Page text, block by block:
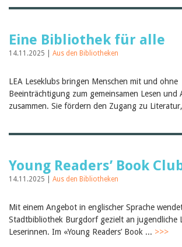
Eine Bibliothek für alle
14.11.2025 | Aus den Bibliotheken
LEA Leseklubs bringen Menschen mit und ohne
Beeinträchtigung zum gemeinsamen Lesen und
zusammen. Sie fördern den Zugang zu
Young Readers’ Book
14.11.2025 | Aus den Bibliotheken
Mit einem Angebot in englischer Sprache
Stadtbibliothek Burgdorf gezielt an jugendliche
Leserinnen. Im «Young Readers’ Book ... >>>